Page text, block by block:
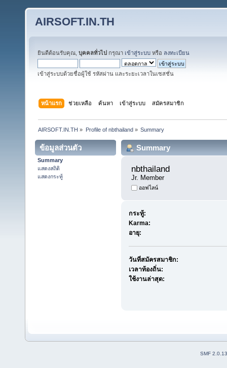
AIRSOFT.IN.TH
ยินดีต้อนรับคุณ, บุคคลทั่วไป กรุณา เข้าสู่ระบบ หรือ ลงทะเบียน
เข้าสู่ระบบด้วยชื่อผู้ใช้ รหัสผ่าน และระยะเวลาในเซสชั่น
หน้าแรก ช่วยเหลือ ค้นหา เข้าสู่ระบบ สมัครสมาชิก
AIRSOFT.IN.TH » Profile of nbthailand» Summary
ข้อมูลส่วนตัว
Summary
แสดงสถิติ
แสดงกระทู้
Summary
nbthailand
Jr. Member
ออฟไลน์
กระทู้:
Karma:
อายุ:
วันที่สมัครสมาชิก:
เวลาท้องถิ่น:
ใช้งานล่าสุด:
SMF 2.0.13